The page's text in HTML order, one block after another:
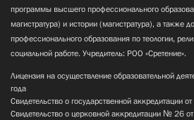
программы высшего профессионального
магистратура) и истории (магистратура), а также
профессионального образования по теологии,
социальной работе. Учредитель: РОО «Сретение».
Лицензия на осуществление образовательной
года
Свидетельство о государственной аккредитации
Свидетельство о церковной аккредитации № 26